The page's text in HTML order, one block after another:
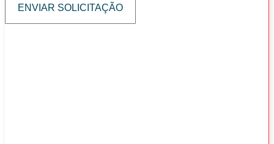
ENVIAR SOLICITAÇÃO